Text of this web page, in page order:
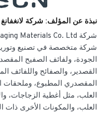
نبذة عن المؤلف: شركة
شركة متخصصة في تصنيع
الجودة، ولفائف الصفيح
القصدير، والصفائح واللفائف
المقصدري المطبوع، وملحقات
العلب، مثل أغطية الزجاجات،
العلب، والمكونات الأخرى ذات